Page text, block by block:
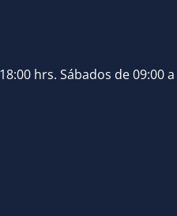
hrs. Sábados de 09:00 a